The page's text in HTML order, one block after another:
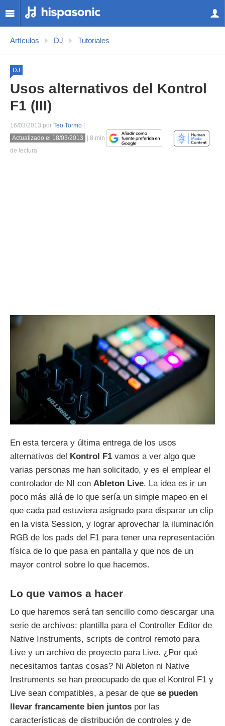
Artículos DJ Tutoriales
DJ
Usos alternativos del Kontrol
F1 (III)
16/03/2013 por Teo Tormo
Actualizado el 18/03/2013
| 8 min
de lectura
En esta tercera y última entrega de los usos
alternativos del Kontrol F1 vamos a ver algo que
varias personas me han solicitado, y es el emplear el
controlador de NI con Ableton Live. La idea es ir un
poco más allá de lo que sería un simple mapeo en el
que cada pad estuviera asignado para disparar un clip
en la vista Session, y lograr aprovechar la iluminación
RGB de los pads del F1 para tener una representación
física de lo que pasa en pantalla y que nos de un
mayor control sobre lo que hacemos.
Lo que vamos a hacer
Lo que haremos será tan sencillo como descargar una
serie de archivos: plantilla para el Controller Editor de
Native Instruments, scripts de control remoto para
Live y un archivo de proyecto para Live. ¿Por qué
necesitamos tantas cosas? Ni Ableton ni Native
Instruments se han preocupado de que el Kontrol F1 y
Live sean compatibles, a pesar de que se pueden
llevar francamente bien juntos por las
características de distribución de controles y de